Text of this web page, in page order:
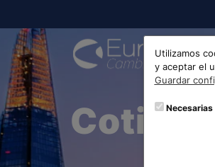
Utilizamos
y aceptar el
Guardar
Necesarias